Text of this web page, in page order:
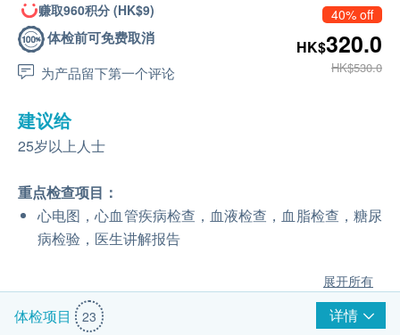
赚取960积分 (HK$9)
体检前可免费取消
为产品留下第一个评论
40% off
HK$320.0
HK$530.0
建议给
25岁以上人士
重点检查项目：
心电图，心血管疾病检查，血液检查，血脂检查，糖尿
病检验，医生讲解报告
展开所有
体检项目 23 详情